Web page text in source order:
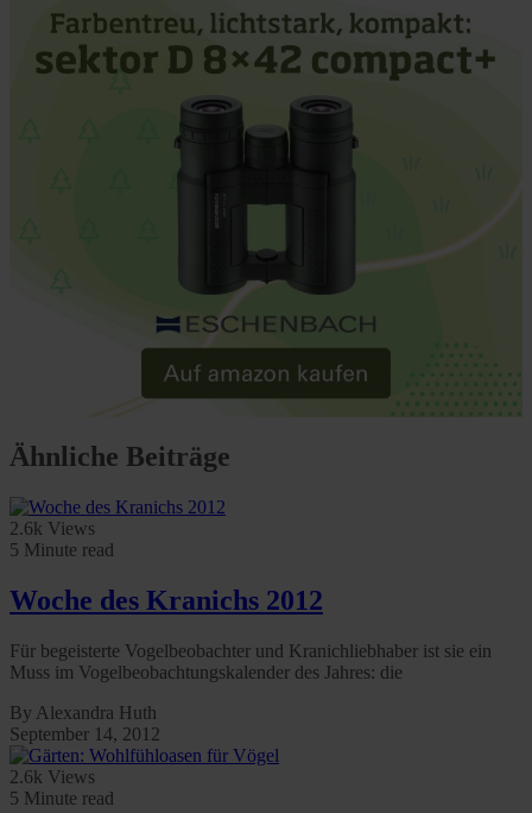
Ähnliche Beiträge
2.6k Views
5 Minute read
Woche des Kranichs 2012
Für begeisterte Vogelbeobachter und Kranichliebhaber ist sie ein
Muss im Vogelbeobachtungskalender des Jahres: die
By Alexandra Huth
September 14, 2012
2.6k Views
5 Minute read